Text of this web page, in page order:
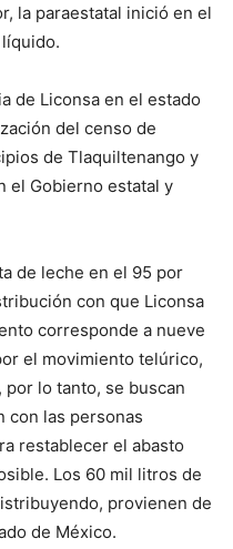
la paraestatal inició en el
de Liconsa en el estado
del censo de
de Tlaquiltenango y
el Gobierno estatal y
de leche en el 95 por
con que Liconsa
corresponde a nueve
el movimiento telúrico,
lo tanto, se buscan
con las personas
restablecer el abasto
Los 60 mil litros de
provienen de
de México.